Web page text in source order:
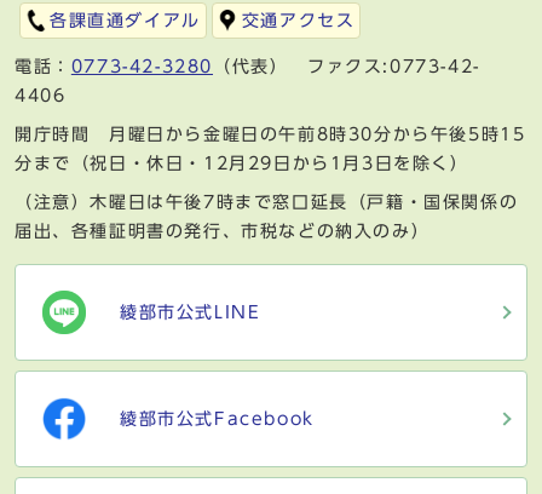
各課直通ダイアル
交通アクセス
電話： 0773-42-3280
（代表） ファクス:0773-42-
4406
開庁時間 月曜日から金曜日の午前8時30分から午後5時15
分まで（祝日・休日・12月29日から1月3日を除く）
（注意）木曜日は午後7時まで窓口延長（戸籍・国保関係の
届出、各種証明書の発行、市税などの納入のみ）
綾部市公式LINE
綾部市公式Facebook